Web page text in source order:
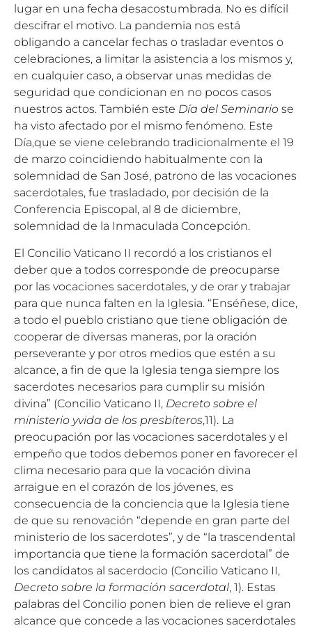
lugar en una fecha desacostumbrada. No es difícil
descifrar el motivo. La pandemia nos está
obligando a cancelar fechas o trasladar eventos o
celebraciones, a limitar la asistencia a los mismos y,
en cualquier caso, a observar unas medidas de
seguridad que condicionan en no pocos casos
nuestros actos. También este Día del Seminario se
ha visto afectado por el mismo fenómeno. Este
Día,que se viene celebrando tradicionalmente el 19
de marzo coincidiendo habitualmente con la
solemnidad de San José, patrono de las vocaciones
sacerdotales, fue trasladado, por decisión de la
Conferencia Episcopal, al 8 de diciembre,
solemnidad de la Inmaculada Concepción.
El Concilio Vaticano II recordó a los cristianos el
deber que a todos corresponde de preocuparse
por las vocaciones sacerdotales, y de orar y trabajar
para que nunca falten en la Iglesia. “Enséñese, dice,
a todo el pueblo cristiano que tiene obligación de
cooperar de diversas maneras, por la oración
perseverante y por otros medios que estén a su
alcance, a fin de que la Iglesia tenga siempre los
sacerdotes necesarios para cumplir su misión
divina” (Concilio Vaticano II, Decreto sobre el
ministerio yvida de los presbíteros,11). La
preocupación por las vocaciones sacerdotales y el
empeño que todos debemos poner en favorecer el
clima necesario para que la vocación divina
arraigue en el corazón de los jóvenes, es
consecuencia de la conciencia que la Iglesia tiene
de que su renovación “depende en gran parte del
ministerio de los sacerdotes”, y de “la trascendental
importancia que tiene la formación sacerdotal” de
los candidatos al sacerdocio (Concilio Vaticano II,
Decreto sobre la formación sacerdotal, 1). Estas
palabras del Concilio ponen bien de relieve el gran
alcance que concede a las vocaciones sacerdotales